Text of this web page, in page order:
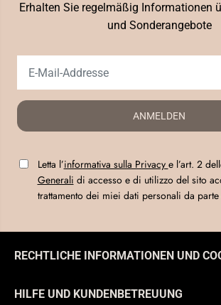
Erhalten Sie regelmäßig Informationen
und Sonderangebote
ANMELDEN
Letta l’informativa sulla Privacy e l’art. 2
Generali di accesso e di utilizzo del sito
trattamento dei miei dati personali da
RECHTLICHE INFORMATIONEN UND
HILFE UND KUNDENBETREUUNG